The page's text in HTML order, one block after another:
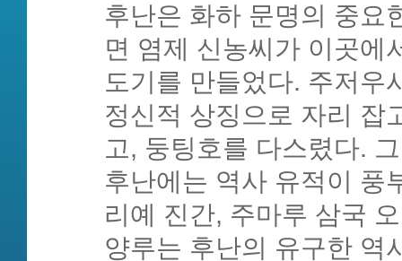
후난은 화하 문명의 중요
면 염제 신농씨가 이곳에
도기를 만들었다. 주저우
정신적 상징으로 자리 잡
고, 둥팅호를 다스렸다.
후난에는 역사 유적이 풍
리예 진간, 주마루 삼국
양루는 후난의 유구한 역